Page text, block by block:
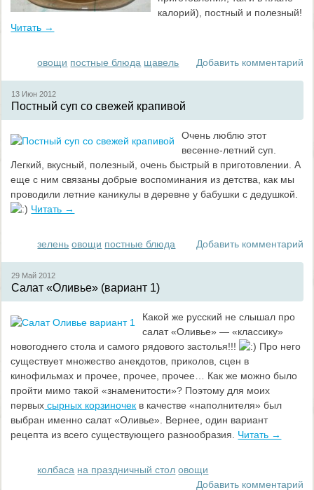
калорий), постный и полезный!
Читать →
овощи постные блюда щавель Добавить комментарий
13 Июн2012
Постный суп со свежей крапивой
Очень люблю этот
весенне-летний суп.
Легкий, вкусный, полезный, очень быстрый в приготовлении. А
еще с ним связаны добрые воспоминания из детства, как мы
проводили летние каникулы в деревне у бабушки с дедушкой.
Читать →
зелень овощи постные блюда Добавить комментарий
29 Май2012
Салат «Оливье» (вариант 1)
Какой же русский не слышал про
салат «Оливье» — «классику»
новогоднего стола и самого рядового застолья!!!
Про него
существует множество анекдотов, приколов, сцен в
кинофильмах и прочее, прочее, прочее… Как же можно было
пройти мимо такой «знаменитости»? Поэтому для моих
первых сырных корзиночек в качестве «наполнителя» был
выбран именно салат «Оливье». Вернее, один вариант
рецепта из всего существующего разнообразия.
Читать →
колбаса на праздничный стол овощи
Добавить комментарий